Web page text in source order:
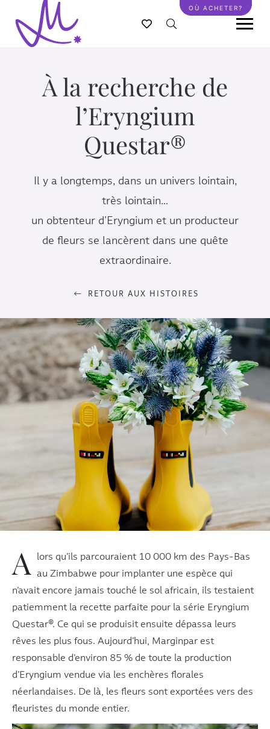
contenu
OÙ ACHETER?
À la recherche de
l’Eryngium
Questar®
Il y a longtemps, dans un univers lointain,
très lointain…
un obtenteur d’Eryngium et un producteur
de fleurs se lancèrent dans une quête
extraordinaire.
RETOUR AUX HISTOIRES
A
lors qu’ils parcouraient 10 000 km des Pays-Bas
au Zimbabwe pour implanter une espèce qui
n’avait encore jamais touché le sol africain, ils testaient
patiemment la recette parfaite pour la série Eryngium
Questar®. Ce qui se produisit ensuite dépassa leurs
rêves les plus fous. Aujourd’hui, Marginpar est
responsable d’environ 85 % de toute la production
d’Eryngium vendue via les enchères florales
néerlandaises. De là, les fleurs sont exportées vers des
fleuristes du monde entier.